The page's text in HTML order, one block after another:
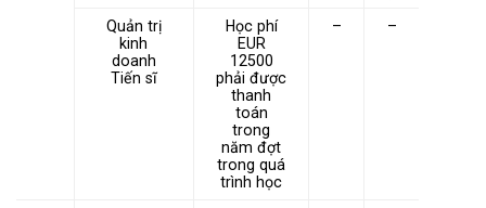
Quản trị
kinh
doanh
Tiến sĩ
Học phí
EUR
12500
phải được
thanh
toán
trong
năm đợt
trong quá
trình học
– –